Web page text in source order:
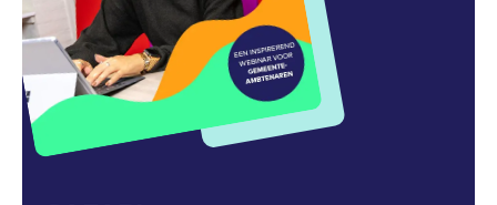
Toevoegen aan favorieten